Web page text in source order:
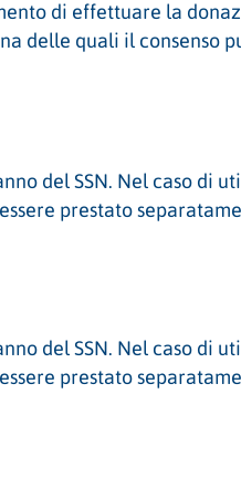
di effettuare la
delle quali il consenso
del SSN. Nel caso di
prestato
del SSN. Nel caso di
prestato